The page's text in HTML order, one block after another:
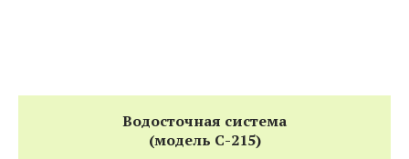
Водосточная система
(модель С-215)